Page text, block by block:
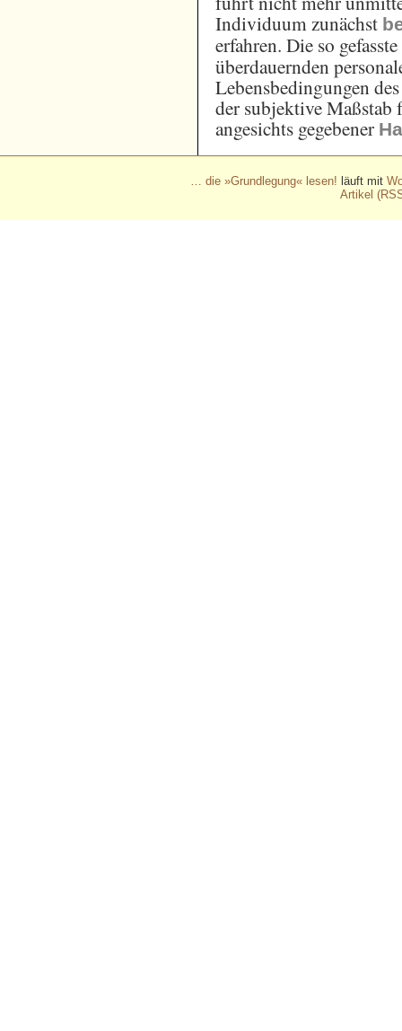
Individuum zunächst
erfahren. Die so
überdauernden
Lebensbedingungen
der subjektive
angesichts gegebener
… die »Grundlegung« lesen! läuft mit
Artikel